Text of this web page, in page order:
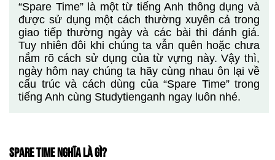
“Spare Time” là một từ tiếng Anh thông dụng và
được sử dụng một cách thường xuyên cả trong
giao tiếp thường ngày và các bài thi đánh giá.
Tuy nhiên đôi khi chúng ta vẫn quên hoặc chưa
nắm rõ cách sử dụng của từ vựng này. Vậy thì,
ngày hôm nay chúng ta hãy cùng nhau ôn lại về
cấu trúc và cách dùng của “Spare Time” trong
tiếng Anh cùng Studytienganh ngay luôn nhé.
SPARE TIME NGHĨA LÀ GÌ?